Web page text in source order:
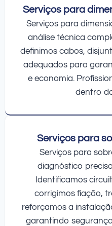
Serviços para
Serviços para
análise técnica
definimos cabos,
adequados para
e economia.
dentro
Serviços para
Serviços para
diagnóstico
Identificamos
corrigimos fiação,
reforçamos a
garantindo